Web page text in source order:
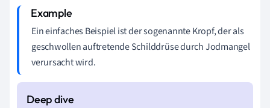
Ein einfaches Beispiel ist der sogenannte Kropf, der als
geschwollen auftretende Schilddrüse durch Jodmangel
verursacht wird.